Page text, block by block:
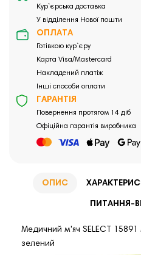
Кур`єрська доставка
У відділення Нової пошти
ОПЛАТА
Готівкою кур`єру
Карта Visa/Mastercard
Накладений платіж
Інші способи оплати
ГАРАНТІЯ
Повернення протягом 14 діб
Офіційна гарантія виробника
ОПИС
ПИТАННЯ-
Медичний м'яч SELECT 15891
зелений